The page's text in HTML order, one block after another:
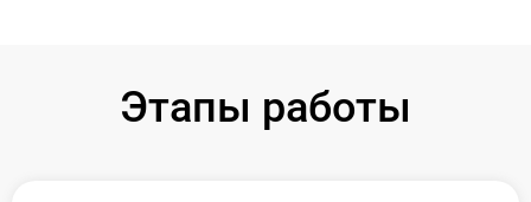
Этапы работы